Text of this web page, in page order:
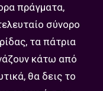
πράγματα,
σύνορο
τα πάτρια
κάτω από
θα δεις το